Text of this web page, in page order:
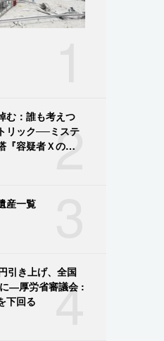
2
む：誰も考えつ
リック──ミステ
『容疑者Ｘの献
産一覧
4
引き上げ、全国
―厚労省審議会 :
下回る